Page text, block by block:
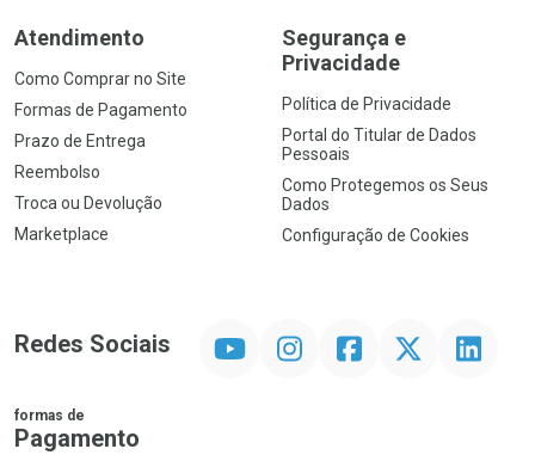
Atendimento
Como Comprar no Site
Formas de Pagamento
Prazo de Entrega
Reembolso
Troca ou Devolução
Marketplace
Segurança e
Privacidade
Política de Privacidade
Portal do Titular de Dados
Pessoais
Como Protegemos os Seus
Dados
Configuração de Cookies
Redes Sociais InstagramFacebookTwitter Linkedin
formas de
Pagamento